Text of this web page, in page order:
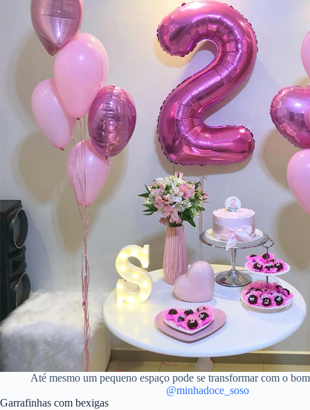
Até mesmo um pequeno espaço pode se transformar com o
@minhadoce_soso
Garrafinhas com bexigas